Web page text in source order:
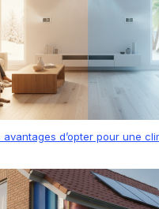
d’opter pour une